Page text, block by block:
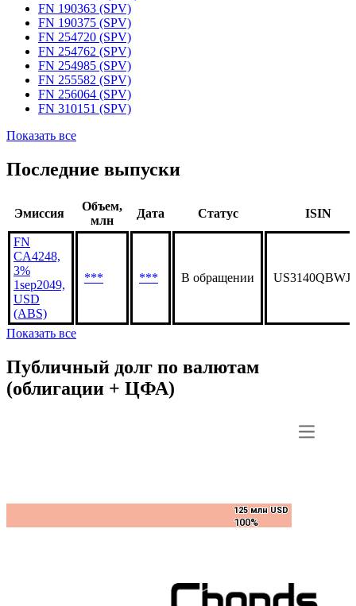
FN 190363 (SPV)
FN 190375 (SPV)
FN 254720 (SPV)
FN 254762 (SPV)
FN 254985 (SPV)
FN 255582 (SPV)
FN 256064 (SPV)
FN 310151 (SPV)
Показать все
Последние выпуски
Эмиссия
Объем,
млн
Дата Статус ISIN
FN
CA4248,
3%
1sep2049,
USD
(ABS)
*** *** В обращении
Показать все
Публичный долг по валютам
(облигации + ЦФА)
125 млн USD
100%
125 млн USD
100%